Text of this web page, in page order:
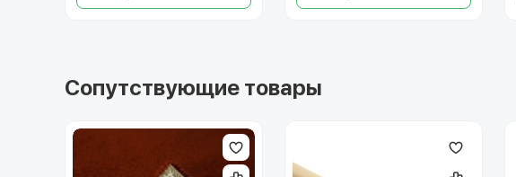
Сопутствующие товары